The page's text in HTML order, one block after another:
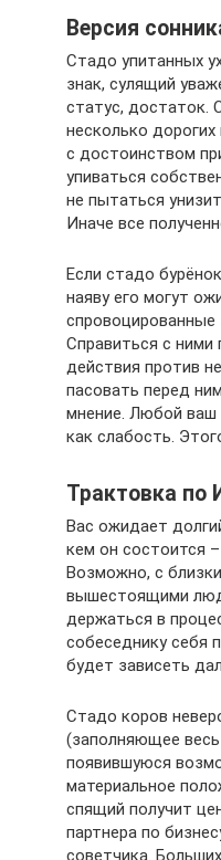
Версия
Стадо упитанных
знак, сулящий
статус, достаток.
несколько
с достоинством
упиваться
не пытаться
Иначе все
Если стадо
наяву его могут
Справиться с ними
действия против
пасовать перед
мнение. Любой ваш
как слабость.
Трактовка по
Вас ожидает
кем он состоится
Возможно, с
вышестоящими
держаться в
собеседнику себя
будет зависеть
Стадо коров
(заполняющее
появившуюся
материальное
спящий получит
партнера по
советчика.